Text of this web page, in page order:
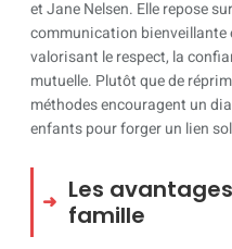
et Jane Nelsen. Elle repose
communication bienveillante
valorisant le respect, la
mutuelle. Plutôt que de
méthodes encouragent un
enfants pour forger un lien
Les
famille